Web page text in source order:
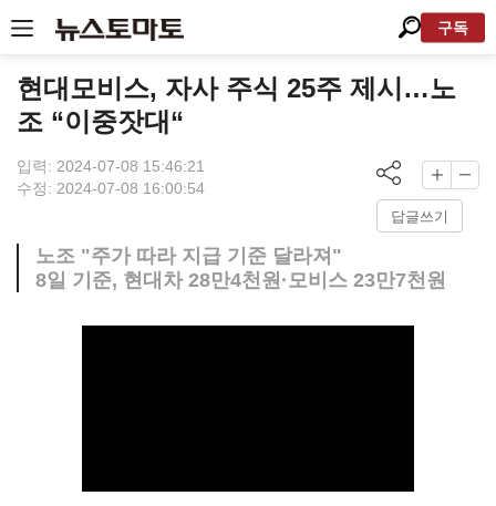
구독
현대모비스, 자사 주식 25주 제시…노
조 “이중잣대“
입력: 2024-07-08 15:46:21
수정: 2024-07-08 16:00:54
답글쓰기
노조 "주가 따라 지급 기준 달라져"
8일 기준, 현대차 28만4천원·모비스 23만7천원